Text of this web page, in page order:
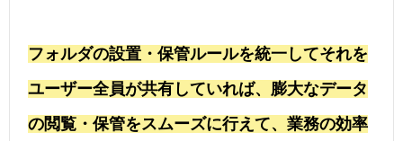
フォルダの設置・保管ルールを統一してそれを
ユーザー全員が共有していれば、膨大なデータ
の閲覧・保管をスムーズに行えて、業務の効率